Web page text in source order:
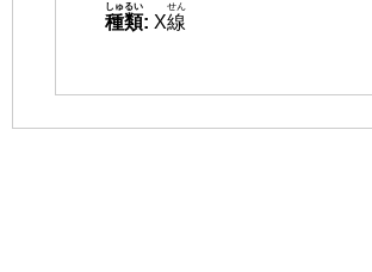
種類
しゅるい
: X線
せん